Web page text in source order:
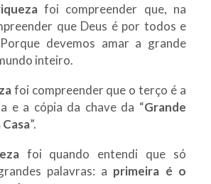
foi compreender que, na
que Deus é por todos e
devemos amar a grande
inteiro.
foi compreender que o terço é a
e a cópia da chave da “Grande
”.
foi quando entendi que só
palavras: a primeira é o